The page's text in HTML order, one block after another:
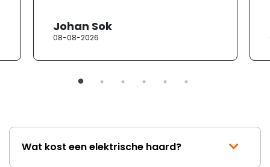
Johan Sok
08-08-2026
Wat kost een elektrische haard?